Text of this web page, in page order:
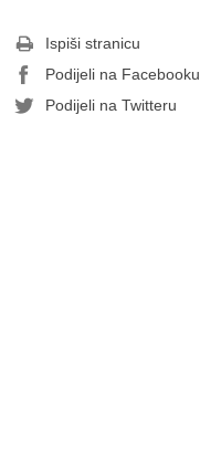
Ispiši stranicu
Podijeli na Facebooku
Podijeli na Twitteru